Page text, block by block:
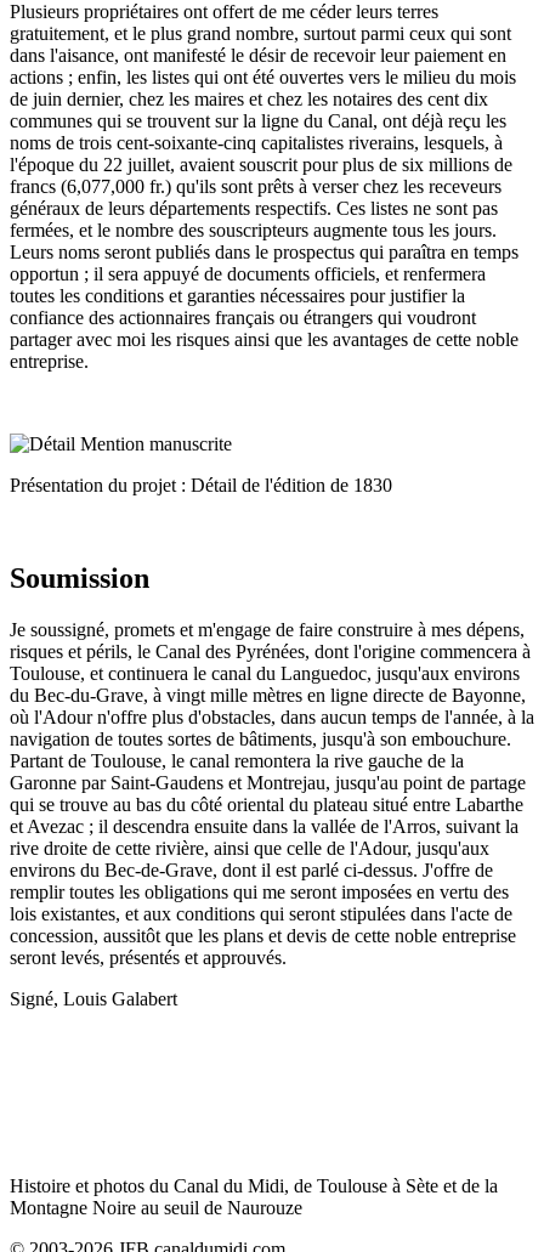
Plusieurs propriétaires ont offert de me céder leurs terres
gratuitement, et le plus grand nombre, surtout parmi ceux qui sont
dans l'aisance, ont manifesté le désir de recevoir leur paiement en
actions ; enfin, les listes qui ont été ouvertes vers le milieu du mois
de juin dernier, chez les maires et chez les notaires des cent dix
communes qui se trouvent sur la ligne du Canal, ont déjà reçu les
noms de trois cent-soixante-cinq capitalistes riverains, lesquels, à
l'époque du 22 juillet, avaient souscrit pour plus de six millions de
francs (6,077,000 fr.) qu'ils sont prêts à verser chez les receveurs
généraux de leurs départements respectifs. Ces listes ne sont pas
fermées, et le nombre des souscripteurs augmente tous les jours.
Leurs noms seront publiés dans le prospectus qui paraîtra en temps
opportun ; il sera appuyé de documents officiels, et renfermera
toutes les conditions et garanties nécessaires pour justifier la
confiance des actionnaires français ou étrangers qui voudront
partager avec moi les risques ainsi que les avantages de cette noble
entreprise.
Présentation du projet : Détail de l'édition de 1830
Soumission
Je soussigné, promets et m'engage de faire construire à mes dépens,
risques et périls, le Canal des Pyrénées, dont l'origine commencera à
Toulouse, et continuera le canal du Languedoc, jusqu'aux environs
du Bec-du-Grave, à vingt mille mètres en ligne directe de Bayonne,
où l'Adour n'offre plus d'obstacles, dans aucun temps de l'année, à la
navigation de toutes sortes de bâtiments, jusqu'à son embouchure.
Partant de Toulouse, le canal remontera la rive gauche de la
Garonne par Saint-Gaudens et Montrejau, jusqu'au point de partage
qui se trouve au bas du côté oriental du plateau situé entre Labarthe
et Avezac ; il descendra ensuite dans la vallée de l'Arros, suivant la
rive droite de cette rivière, ainsi que celle de l'Adour, jusqu'aux
environs du Bec-de-Grave, dont il est parlé ci-dessus. J'offre de
remplir toutes les obligations qui me seront imposées en vertu des
lois existantes, et aux conditions qui seront stipulées dans l'acte de
concession, aussitôt que les plans et devis de cette noble entreprise
seront levés, présentés et approuvés.
Signé, Louis Galabert
Histoire et photos du Canal du Midi, de Toulouse à Sète et de la
Montagne Noire au seuil de Naurouze